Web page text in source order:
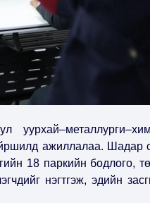
ажиллалаа. Шадар
18 паркийн бодлого,
нэгтгэж, эдийн